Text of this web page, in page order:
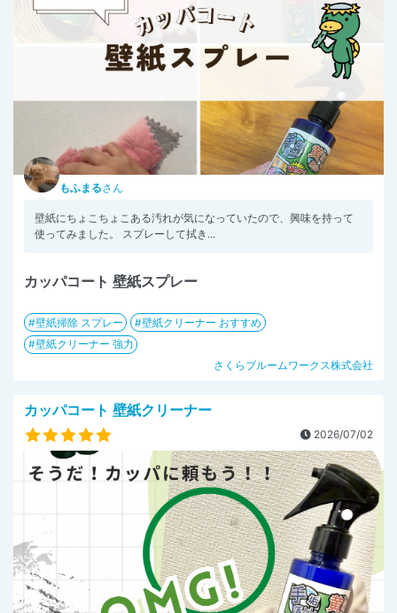
もふまるさん
壁紙にちょこちょこある汚れが気になっていたので、興味を持って
使ってみました。 スプレーして拭き...
カッパコート 壁紙スプレー
壁紙掃除 スプレー
壁紙クリーナー おすすめ
壁紙クリーナー 強力
さくらブルームワークス株式会社
カッパコート 壁紙クリーナー
2026/07/02